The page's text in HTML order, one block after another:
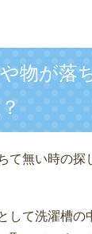
物が落
て無い時の探
して洗濯槽の